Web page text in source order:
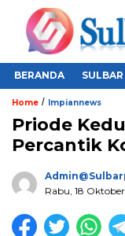
BERANDA SULBAR
Home / Impiannews
Priode
Percantik
Rabu, 18